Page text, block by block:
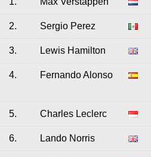
2. Sergio Perez
3. Lewis Hamilton
4. Fernando Alonso
5. Charles Leclerc
6. Lando Norris